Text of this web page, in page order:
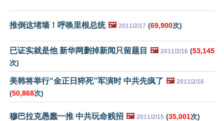
推倒这堵墙！呼唤里根总统 🖼️ 2011/2/17 (69,900次)
已证实就是他 新华网删掉新闻只留题目 🖼️ 2011/2/16 (53,145
次)
美韩将举行“金正日猝死”军演时 中共先疯了 🖼️ 2011/2/16
(50,868次)
穆巴拉克愚蠢一推 中共玩命贱招 🖼️ 2011/2/15 (35,001次)